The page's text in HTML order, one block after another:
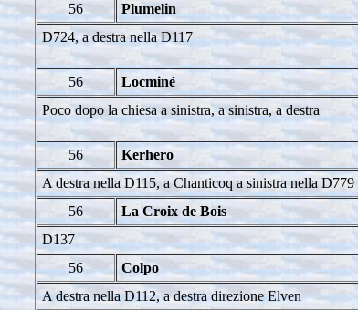
56 Plumelin
D724, a destra nella D117
56
Locminé
Poco dopo la chiesa a sinistra, a sinistra, a destra
56 Kerhero
A destra nella D115, a Chanticoq a sinistra nella D779
56
La Croix de Bois
D137
56
Colpo
A destra nella D112, a destra direzione Elven